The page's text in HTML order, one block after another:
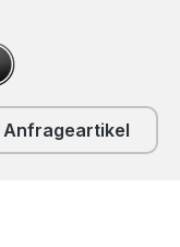
0 Produkte auf
Anfrageartikel